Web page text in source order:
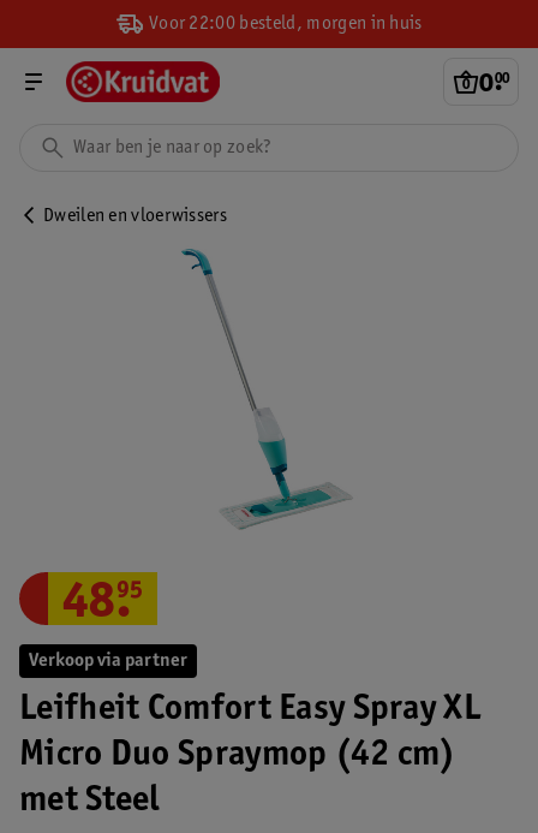
Voor 22:00 besteld, morgen in huis
0.
00
Dweilen en vloerwissers
Verkoop via partner
Leifheit Comfort Easy Spray XL
Micro Duo Spraymop (42 cm)
met Steel
48.
95